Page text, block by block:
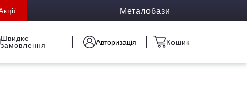
Металобази
Швидке
замовлення Авторизація Кошик